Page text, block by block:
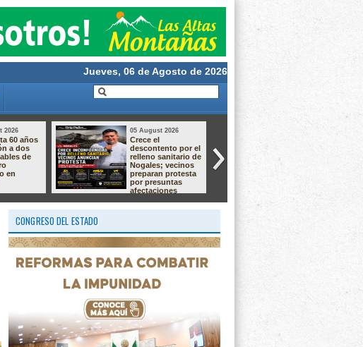
Jueves, 06 de Agosto de 2026
2026
a crear la
nuestras
05 August 2026
Taller de Cultivo de
Langostino –
Macrobrachium ✨
ATIENDEN UNA
DEMANDA
CONGRESO DEL ESTADO